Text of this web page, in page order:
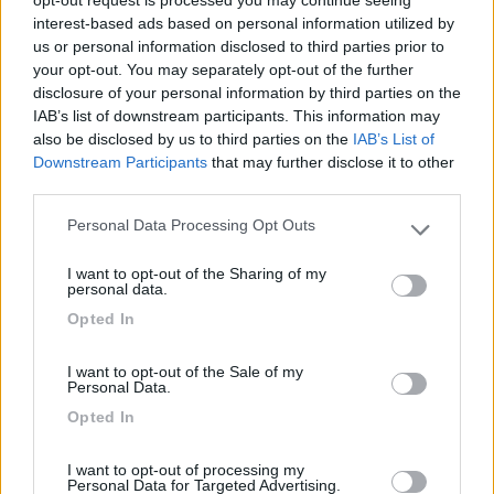
interest-based ads based on personal information utilized by
us or personal information disclosed to third parties prior to
your opt-out. You may separately opt-out of the further
disclosure of your personal information by third parties on the
IAB’s list of downstream participants. This information may
also be disclosed by us to third parties on the IAB’s List of
Downstream Participants that may further disclose it to other
Please note that this website/app uses one or more Google
not limited to your visit or usage behaviour. You may click to
grant or deny consent to Google and its third-party tags to
use your data for below specified purposes in below Google
Personal Data Processing Opt Outs
I want to opt-out of the Sharing of my
personal data.
Opted In
I want to opt-out of the Sale of my
Personal Data.
Opted In
I want to opt-out of processing my
Personal Data for Targeted Advertising.
Di queste postazioni mobili se ne parla e se ne vedono sempre
di più...
Il tempo che si accorgano dei camper "cicciotti" (ma di certo
già ne conoscono l'esistenza), e ci sarà da divertirsi...
Buon dimagrimento
Grinza
La motorizzazione sa benissimo che tutti i camper sono fuori
peso, come anche la polizia (informazioni date Personalmente a
me) comunque tra Firenze e Bologna verso fine anno io ero in
guasto o forse oltre i limiti consentiti.